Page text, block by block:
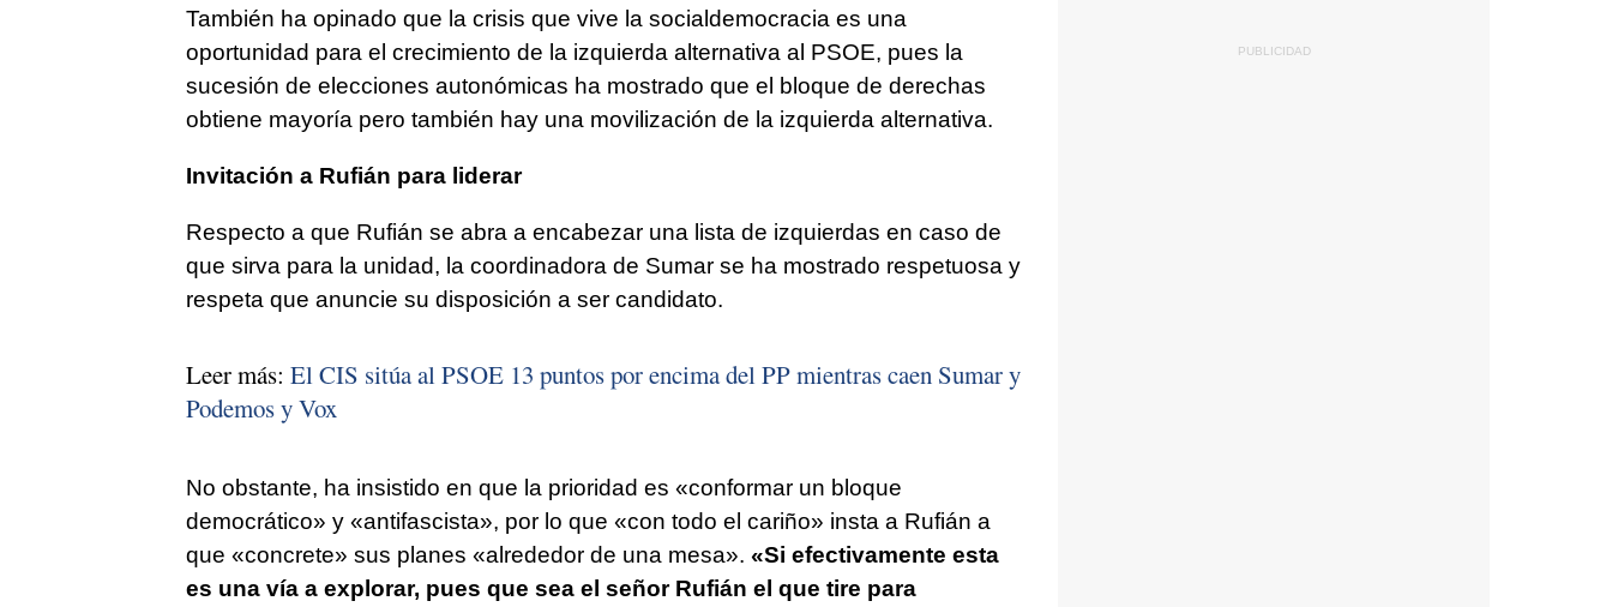
También ha opinado que la crisis que vive la socialdemocracia es una
oportunidad para el crecimiento de la izquierda alternativa al PSOE, pues la
sucesión de elecciones autonómicas ha mostrado que el bloque de derechas
obtiene mayoría pero también hay una movilización de la izquierda alternativa.
Invitación a Rufián para liderar
Respecto a que Rufián se abra a encabezar una lista de izquierdas en caso de
que sirva para la unidad, la coordinadora de Sumar se ha mostrado respetuosa y
respeta que anuncie su disposición a ser candidato.
Leer más: El CIS sitúa al PSOE 13 puntos por encima del PP mientras caen Sumar y
Podemos y Vox
No obstante, ha insistido en que la prioridad es «conformar un bloque
democrático» y «antifascista», por lo que «con todo el cariño» insta a Rufián a
que «concrete» sus planes «alrededor de una mesa». «Si efectivamente esta
es una vía a explorar, pues que sea el señor Rufián el que tire para